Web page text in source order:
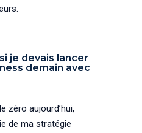
je devais lancer
demain avec
zéro aujourd’hui,
de ma stratégie